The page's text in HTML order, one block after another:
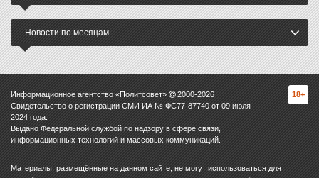
Новости по месяцам
Информационное агентство «Политсовет» 2000-2026
Свидетельство о регистрации СМИ ИА № ФС77-87740 от 09 июля
2024 года.
Выдано Федеральной службой по надзору в сфере связи,
информационных технологий и массовых коммуникаций.
18+
Материалы, размещённые на данном сайте, не могут использоваться для